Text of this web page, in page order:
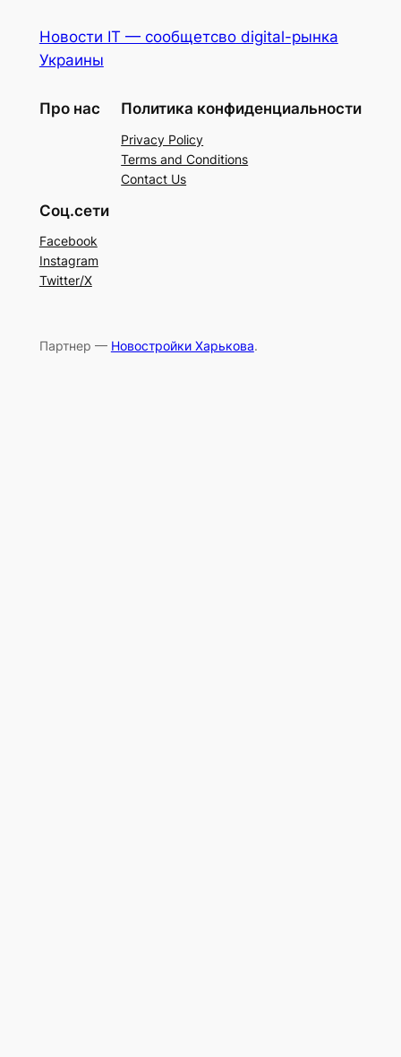
Новости IT — сообщетсво digital-рынка
Украины
Про нас Политика конфиденциальности
Privacy Policy
Terms and Conditions
Contact Us
Соц.сети
Facebook
Instagram
Twitter/X
Партнер — Новостройки Харькова.